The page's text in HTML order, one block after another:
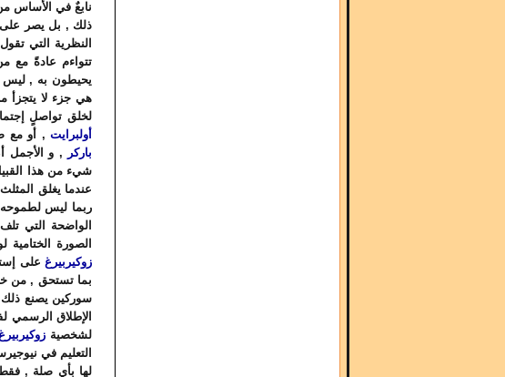
نابعٌ في الأساس
ذلك , بل يصر على
النظرية التي
تتواءم عادةً مع
يحيطون به , ليس
هي جزء لا يتجزأ
لخلق تواصلٍ
أولبرايت , أو مع
باركر
, و الأجمل
شيء من هذا
عندما يغلق
ربما ليس لطموحه
الواضحة التي
الصورة
زوكيربيرغ على
بما تستحق , من
سوركين يصنع ذلك
الإطلاق الرسمي
لشخصية
التعليم في
لها بأي صلة ,